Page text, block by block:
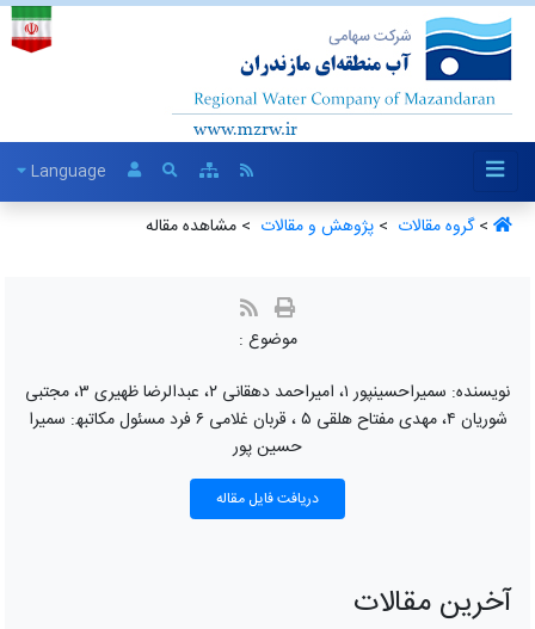
Language
>گروه مقالات ‏ >پژوهش و مقالات ‏ > مشاهده مقاله
موضوع :
نویسنده: سمیراحسینپور ١، امیراحمد دھقانی ٢، عبدالرضا ظھیری ٣، مجتبی
شوریان ٤، مھدی مفتاح ھلقی ٥ ، قربان غلامی ٦ فرد مسئول مکاتبھ: سمیرا
حسین پور
دریافت فایل مقاله
آخرین مقالات